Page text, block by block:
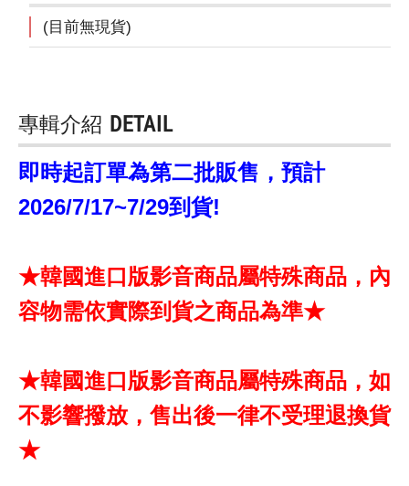
(目前無現貨)
專輯介紹 DETAIL
即時起訂單為第二批販售，預計
2026/7/17~7/29到貨!
★韓國進口版影音商品屬特殊商品，內
容物需依實際到貨之商品為準★
★韓國進口版影音商品屬特殊商品，如
不影響撥放，售出後一律不受理退換貨
★